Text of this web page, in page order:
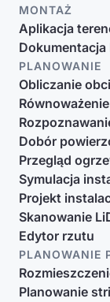
MONTAŻ
Aplikacja
PLANOWANIE
Obliczanie
Dobór
Przegląd
Symulacja
Projekt
Skanowanie
Edytor rzutu
PLANOWANIE
Planowanie